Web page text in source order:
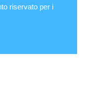
riservato per i